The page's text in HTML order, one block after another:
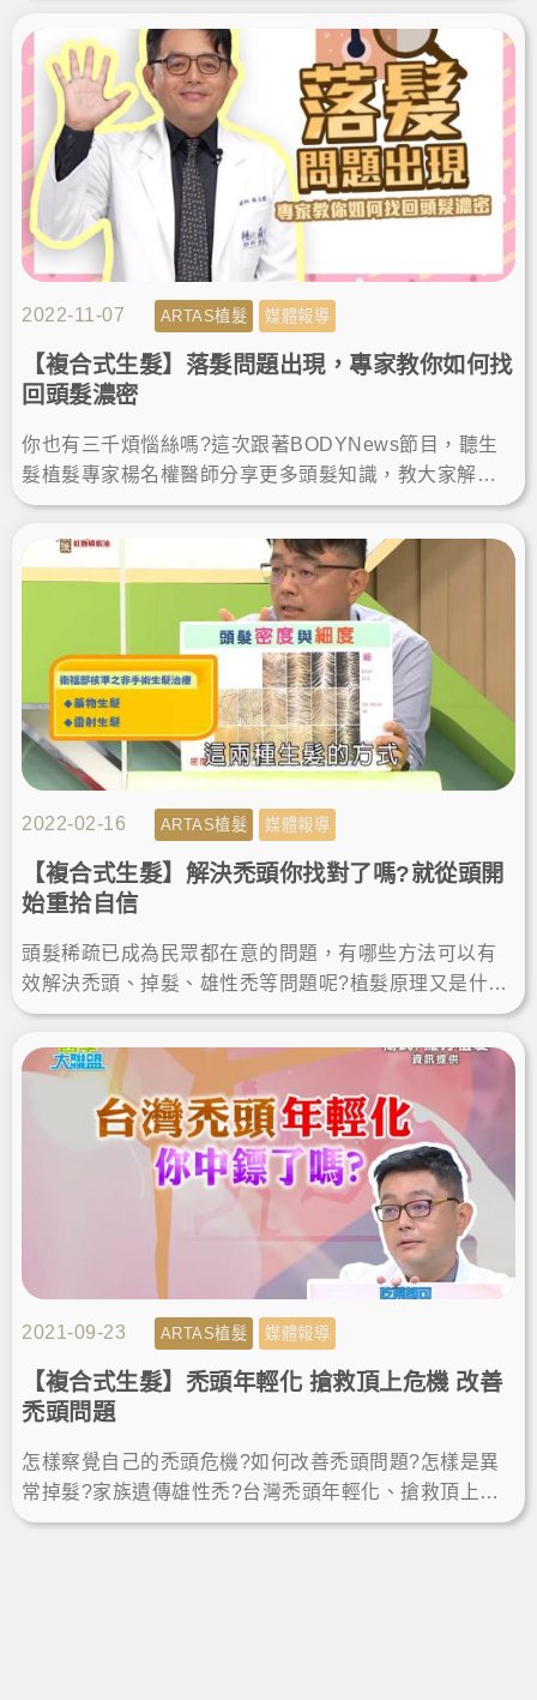
2022-11-07 ARTAS植髮 媒體報導
【複合式生髮】落髮問題出現，專家教你如何找
回頭髮濃密
你也有三千煩惱絲嗎?這次跟著BODYNews節目，聽生
髮植髮專家楊名權醫師分享更多頭髮知識，教大家解決
落髮、植髮手術如何找回茂密、面對雄性禿，千萬不能
錯過!
2022-02-16 ARTAS植髮 媒體報導
【複合式生髮】解決禿頭你找對了嗎?就從頭開
始重拾自信
頭髮稀疏已成為民眾都在意的問題，有哪些方法可以有
效解決禿頭、掉髮、雄性禿等問題呢?植髮原理又是什
麼，是如何找回茂密的頭髮呢?一起來看看植髮專家楊名
權醫師怎麼說。
2021-09-23 ARTAS植髮 媒體報導
【複合式生髮】禿頭年輕化 搶救頂上危機 改善
禿頭問題
怎樣察覺自己的禿頭危機?如何改善禿頭問題?怎樣是異
常掉髮?家族遺傳雄性禿?台灣禿頭年輕化、搶救頂上危
機，跟著《醫學大聯盟》節目，聽聽植髮專家楊名權醫